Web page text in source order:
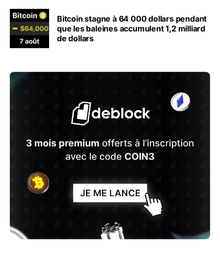
Bitcoin stagne à 64 000 dollars pendant
que les baleines accumulent 1,2 milliard
de dollars